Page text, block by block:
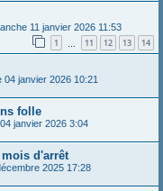
11 janvier 2026 11:53
1 11 12 13 14
04 janvier 2026 10:21
folle
janvier 2026 3:04
mois d'arrêt
2025 17:28